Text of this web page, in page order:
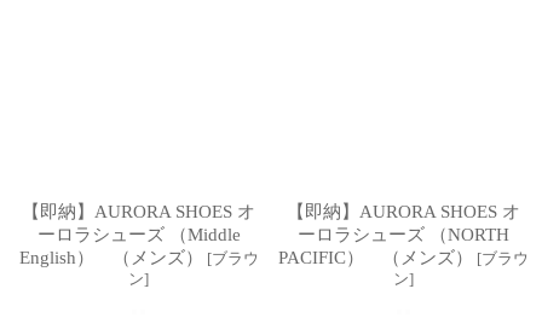
【即納】AURORA SHOES オ
ーロラシューズ （Middle
English） （メンズ）
[ブラウ
ン]
【即納】AURORA SHOES オ
ーロラシューズ （NORTH
PACIFIC） （メンズ）
[ブラウ
ン]